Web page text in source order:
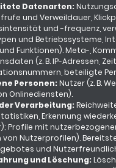
Datenarten:
und Verweildauer,
und -frequenz,
und Betriebssysteme,
Funktionen). Meta-,
(z. B. IP-Adressen,
beteiligte
Personen: Nutzer (z. B.
Onlinediensten).
Verarbeitung:
Erkennung
Profile mit
von Nutzerprofilen).
und
und Löschung: